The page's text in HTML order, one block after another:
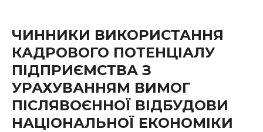
ЧИННИКИ ВИКОРИСТАННЯ
КАДРОВОГО ПОТЕНЦІАЛУ
ПІДПРИЄМСТВА З
УРАХУВАННЯМ ВИМОГ
ПІСЛЯВОЄННОЇ ВІДБУДОВИ
НАЦІОНАЛЬНОЇ ЕКОНОМІКИ